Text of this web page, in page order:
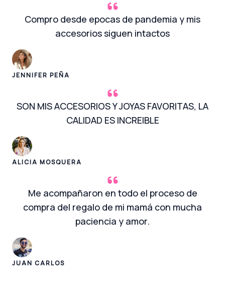
Compro desde epocas de pandemia y mis
accesorios siguen intactos
JENNIFER PEÑA
SON MIS ACCESORIOS Y JOYAS FAVORITAS, LA
CALIDAD ES INCREIBLE
ALICIA MOSQUERA
Me acompañaron en todo el proceso de
compra del regalo de mi mamá con mucha
paciencia y amor.
JUAN CARLOS